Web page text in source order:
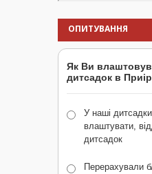
ОПИТУВАННЯ
Як Ви
дитсадок в
У наші
влаштувати,
дитсадок
Перерахували